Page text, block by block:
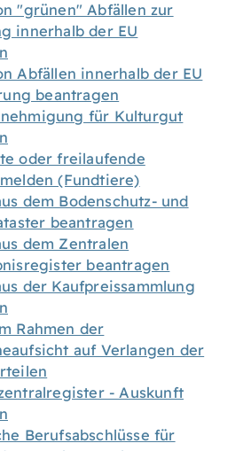
"grünen" Abfällen zur
innerhalb der EU
Abfällen innerhalb der EU
beantragen
für Kulturgut
oder freilaufende
(Fundtiere)
dem Bodenschutz- und
beantragen
dem Zentralen
beantragen
der Kaufpreissammlung
Rahmen der
auf Verlangen der
- Auskunft
Berufsabschlüsse für